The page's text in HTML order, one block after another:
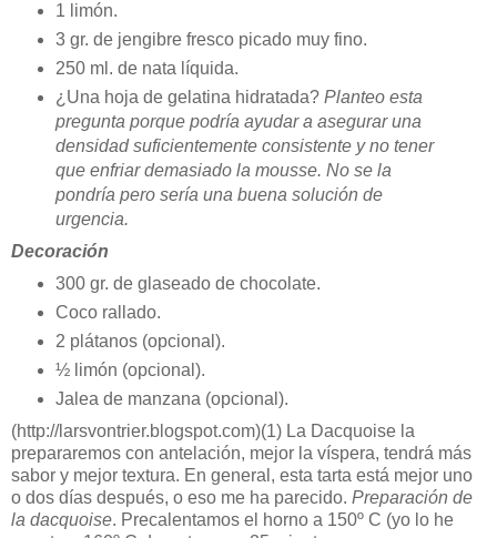
1 limón.
3 gr. de jengibre fresco picado muy fino.
250 ml. de nata líquida.
¿Una hoja de gelatina hidratada? Planteo esta
pregunta porque podría ayudar a asegurar una
densidad suficientemente consistente y no tener
que enfriar demasiado la mousse. No se la
pondría pero sería una buena solución de
urgencia.
Decoración
300 gr. de glaseado de chocolate.
Coco rallado.
2 plátanos (opcional).
½ limón (opcional).
Jalea de manzana (opcional).
(http://larsvontrier.blogspot.com)(1) La Dacquoise la
prepararemos con antelación, mejor la víspera, tendrá más
sabor y mejor textura. En general, esta tarta está mejor uno
o dos días después, o eso me ha parecido. Preparación de
la dacquoise. Precalentamos el horno a 150º C (yo lo he